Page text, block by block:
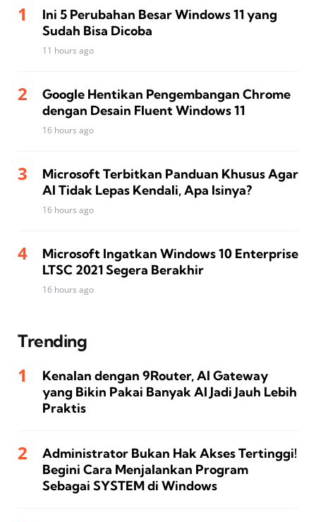
Ini 5 Perubahan Besar Windows 11 yang
Sudah Bisa Dicoba
11 hours ago
Google Hentikan Pengembangan Chrome
dengan Desain Fluent Windows 11
16 hours ago
Microsoft Terbitkan Panduan Khusus Agar
AI Tidak Lepas Kendali, Apa Isinya?
16 hours ago
Microsoft Ingatkan Windows 10 Enterprise
LTSC 2021 Segera Berakhir
16 hours ago
Trending
Kenalan dengan 9Router, AI Gateway
yang Bikin Pakai Banyak AI Jadi Jauh Lebih
Praktis
Administrator Bukan Hak Akses Tertinggi!
Begini Cara Menjalankan Program
Sebagai SYSTEM di Windows